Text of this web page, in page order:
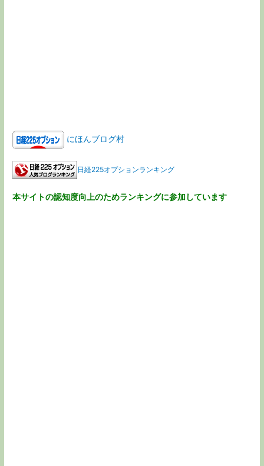
にほんブログ村
日経225オプションランキング
本サイトの認知度向上のためランキングに参加しています